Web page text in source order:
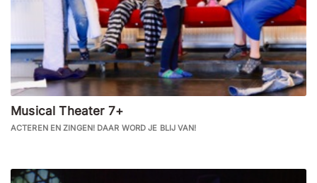
Musical Theater 7+
ACTEREN EN ZINGEN! DAAR WORD JE BLIJ VAN!